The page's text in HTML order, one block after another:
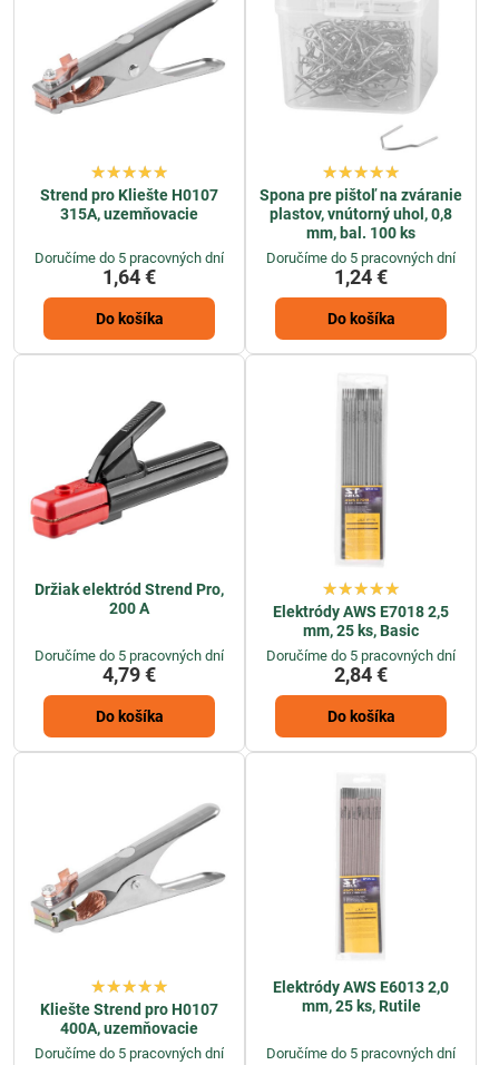
Strend pro Kliešte H0107
315A, uzemňovacie
Doručíme do 5 pracovných dní
1,64 €
Do košíka
Spona pre pištoľ na zváranie
plastov, vnútorný uhol, 0,8
mm, bal. 100 ks
Doručíme do 5 pracovných dní
1,24 €
Do košíka
Držiak elektród Strend Pro,
200 A
Doručíme do 5 pracovných dní
4,79 €
Do košíka
Elektródy AWS E7018 2,5
mm, 25 ks, Basic
Doručíme do 5 pracovných dní
2,84 €
Do košíka
Kliešte Strend pro H0107
400A, uzemňovacie
Doručíme do 5 pracovných dní
Elektródy AWS E6013 2,0
mm, 25 ks, Rutile
Doručíme do 5 pracovných dní